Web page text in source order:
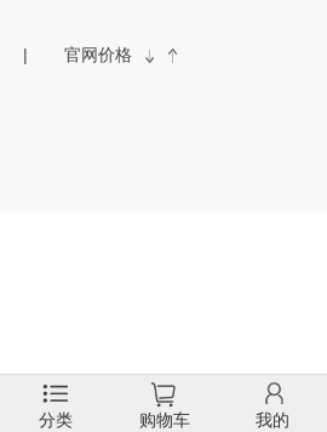
官网价格
分类 购物车 我的